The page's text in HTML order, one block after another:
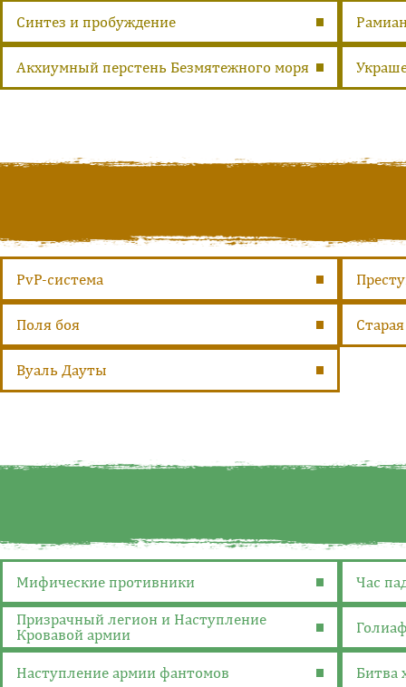
Синтез и пробуждение
Акхиумный перстень Безмятежного моря
PvP-система
Поля боя
Вуаль Дауты
Мифические противники Час
Призрачный легион и Наступление
Кровавой армии
Наступление армии фантомов Битва